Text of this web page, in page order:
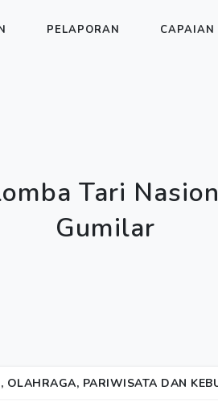
PELAPORAN CAPAIAN
Tari
Gumilar
OLAHRAGA, PARIWISATA DAN